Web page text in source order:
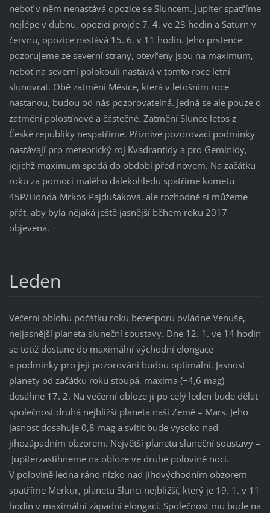
neboť v něm nenastává opozice se Sluncem. Jupiter spatříme
nejlépe v dubnu, opozicí projde 7. 4. ve 23 hodin a Saturn v
červnu, opozice nastává 15. 6. v 11 hodin. Jeho prstence
pozorujeme ze severní strany, otevřeny jsou na maximum,
neboť na severní polokouli nastává v tomto roce letní
slunovrat. Obě zatmění Měsíce, která v letošním roce
nastanou, budou od nás pozorovatelná. Jedná se ale pouze o
zatmění polostínové a částečné. Zatmění Slunce letos z
České republiky nespatříme. Příznivé pozorovací podmínky
nastávají pro meteorický roj Kvadrantidy a pro Geminidy,
jejichž maximum spadá do období před novem. Na začátku
roku za pomoci malého dalekohledu spatříme kometu
45P/Honda-Mrkos-Pajdušáková, ale rozhodně si můžeme
přát, aby byla nějaká ještě jasnější během roku 2017
objevena.
Leden
Večerní oblohu počátku roku bezesporu ovládne Venuše,
nejjasnější planeta sluneční soustavy. Dne 12. 1. ve 14 hodin
se totiž dostane do maximální východní elongace
a podmínky pro její pozorování budou optimální. Jasnost
planety od začátku roku stoupá, maxima (−4,6 mag)
dosáhne 17. 2. Na večerní obloze ji po celý leden bude dělat
společnost druhá nejbližší planeta naší Země – Mars. Jeho
jasnost dosahuje 0,8 mag a svítit bude vysoko nad
jihozápadním obzorem. Největší planetu sluneční soustavy –
Jupiterzastihneme na obloze ve druhé polovině noci.
V polovině ledna ráno nízko nad jihovýchodním obzorem
spatříme Merkur, planetu Slunci nejbližší, který je 19. 1. v 11
hodin v maximální západní elongaci. Společnost mu bude na